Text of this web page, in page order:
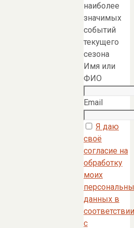
наиболее
значимых
событий
текущего
сезона
Имя или
ФИО
Email
Я даю
своё
согласие на
обработку
моих
данных в
соответствии
с